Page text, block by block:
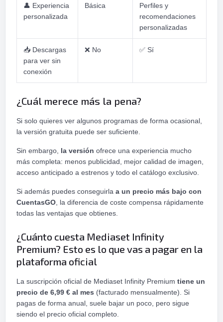
👤 Experiencia
personalizada
Básica
Perfiles y
recomendaciones
personalizadas
📥 Descargas
para ver sin
conexión
❌ No ✅ Sí
¿Cuál merece más la pena?
Si solo quieres ver algunos programas de forma ocasional,
la versión gratuita puede ser suficiente.
Sin embargo, la versión ofrece una experiencia mucho
más completa: menos publicidad, mejor calidad de imagen,
acceso anticipado a estrenos y todo el catálogo exclusivo.
Si además puedes conseguirla a un precio más bajo con
CuentasGO , la diferencia de coste compensa rápidamente
todas las ventajas que obtienes.
¿Cuánto cuesta Mediaset Infinity
Premium? Esto es lo que vas a pagar en la
plataforma oficial
La suscripción oficial de Mediaset Infinity Premium tiene un
precio de 6,99 € al mes (facturado mensualmente). Si
pagas de forma anual, suele bajar un poco, pero sigue
siendo el precio oficial completo.